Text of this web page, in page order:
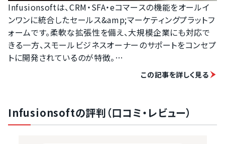
Infusionsoftは、CRM・SFA・eコマースの機能をオールイ
ンワンに統合したセールス&amp;マーケティングプラットフ
ォームです。柔軟な拡張性を備え、大規模企業にも対応で
きる一方、スモールビジネスオーナーのサポートをコンセプ
トに開発されているのが特徴。
開発コンセプトから、日本語ローカライズや日本語サポー
トが提供されず、世界シェアに対して日本での導入が進ん
れるようになった今後は、Infusionsoftのさらなる普及が
期待できます。
この記事を詳しく見る
Infusionsoftの評判（口コミ・レビュー）